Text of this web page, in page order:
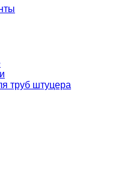
труб штуцера